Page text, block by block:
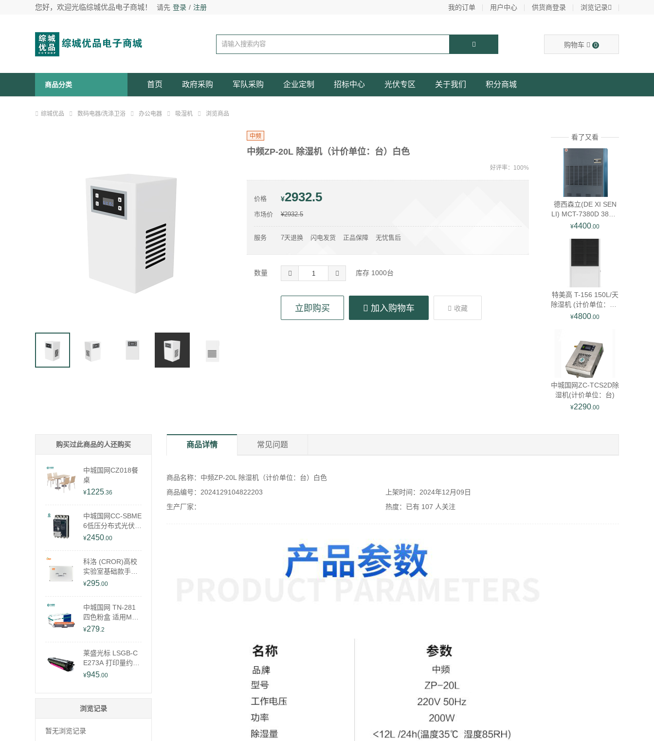
您好，欢迎光临综城优品电子商城！ 请先 登录 / 注册 我的订单 用户中心 供货商登录 浏览记录
购物车 0
商品分类 首页 政府采购 军队采购 企业定制 招标中心 光伏专区 关于我们 积分商城
综城优品 数码电器/洗涤卫浴 办公电器 吸湿机 浏览商品
中频
中频ZP-20L 除湿机（计价单位：台）白色
好评率：100%
价格 ¥2932.5
市场价 ¥2932.5
服务 7天退换 闪电发货 正品保障 无忧售后
数量 库存 1000台
立即购买 加入购物车 收藏
看了又看
德西森立(DE XI SEN
LI) MCT-7380D 380L/
天 除湿机 (计价单
¥4400.00
特美高 T-156 150L/天
除湿机 (计价单位：台)
黑白
¥4800.00
中城国网ZC-TCS2D除
湿机(计价单位：台)
¥2290.00
商品详情 常见问题
商品名称：中频ZP-20L 除湿机（计价单位：台）白色
商品编号：2024129104822203
上架时间：2024年12月09日
生产厂家：
热度：已有 107 人关注
购买过此商品的人还购买
中城国网CZ018餐
桌
¥1225 .36
中城国网CC-SBME
6低压分布式光伏开
关
¥2450 .00
科洛 (CROR)高校
实验室基础款手提
急救箱 ZE-L-006B
¥295 .00
中城国网 TN-281
四色粉盒 适用MFC
-9340CDW DCP90
¥279 .2
莱盛光标 LSGB-C
E273A 打印量约13
000页 适用于HP C
¥945 .00
浏览记录
暂无浏览记录